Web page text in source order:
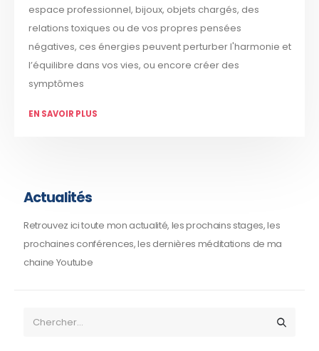
espace professionnel, bijoux, objets chargés, des
relations toxiques ou de vos propres pensées
négatives, ces énergies peuvent perturber l'harmonie et
l’équilibre dans vos vies, ou encore créer des
symptômes
EN SAVOIR PLUS
Actualités
Retrouvez ici toute mon actualité, les prochains stages, les
prochaines conférences, les dernières méditations de ma
chaine Youtube